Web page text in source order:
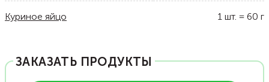
Куриное яйцо 1 шт. = 60 г
ЗАКАЗАТЬ ПРОДУКТЫ